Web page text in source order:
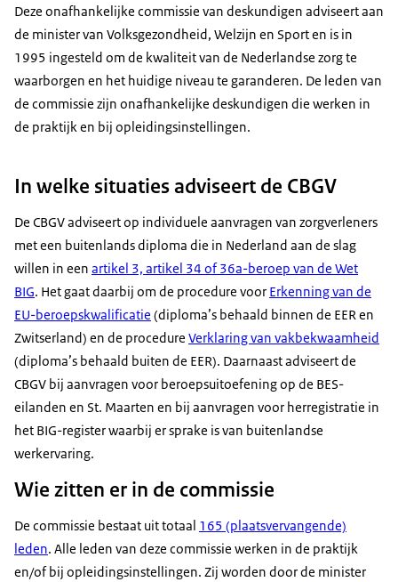
Deze onafhankelijke commissie van deskundigen adviseert aan
de minister van Volksgezondheid, Welzijn en Sport en is in
1995 ingesteld om de kwaliteit van de Nederlandse zorg te
waarborgen en het huidige niveau te garanderen. De leden van
de commissie zijn onafhankelijke deskundigen die werken in
de praktijk en bij opleidingsinstellingen.
In welke situaties adviseert de CBGV
De CBGV adviseert op individuele aanvragen van zorgverleners
met een buitenlands diploma die in Nederland aan de slag
willen in een artikel 3, artikel 34 of 36a-beroep van de Wet
BIG. Het gaat daarbij om de procedure voor Erkenning van de
EU-beroepskwalificatie (diploma’s behaald binnen de EER en
Zwitserland) en de procedure Verklaring van vakbekwaamheid
(diploma’s behaald buiten de EER). Daarnaast adviseert de
CBGV bij aanvragen voor beroepsuitoefening op de BES-
eilanden en St. Maarten en bij aanvragen voor herregistratie in
het BIG-register waarbij er sprake is van buitenlandse
werkervaring.
Wie zitten er in de commissie
De commissie bestaat uit totaal 165 (plaatsvervangende)
leden. Alle leden van deze commissie werken in de praktijk
en/of bij opleidingsinstellingen. Zij worden door de minister